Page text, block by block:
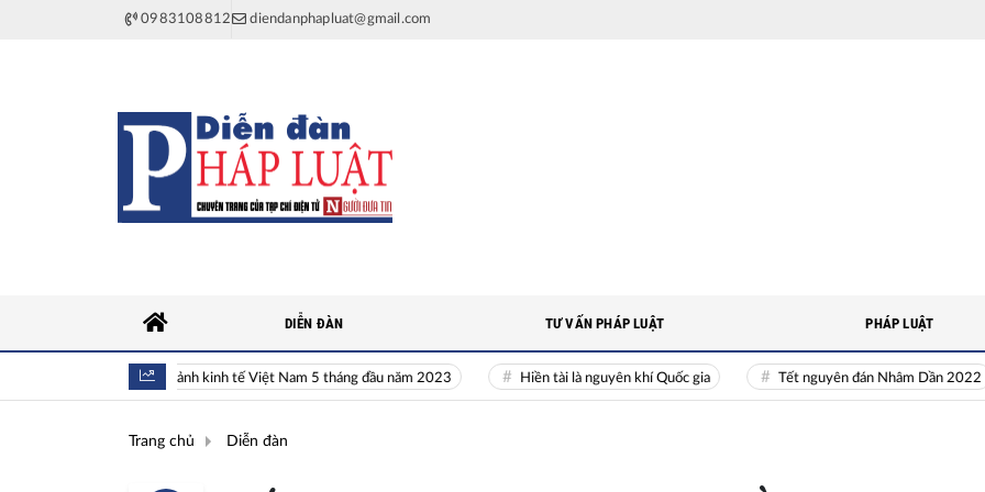
0983108812 diendanphapluat@gmail.com
Toàn cảnh kinh tế Việt Nam 5 tháng đầu năm 2023 Hiền tài là nguyên khí Quốc gia Tết nguyên đán Nhâm Dần 2022
DIỄN ĐÀN TƯ VẤN PHÁP LUẬT PHÁP LUẬT
Trang chủ Diễn đàn